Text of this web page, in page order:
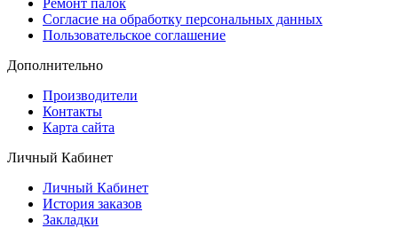
Ремонт палок
Согласие на обработку персональных данных
Пользовательское соглашение
Дополнительно
Производители
Контакты
Карта сайта
Личный Кабинет
Личный Кабинет
История заказов
Закладки